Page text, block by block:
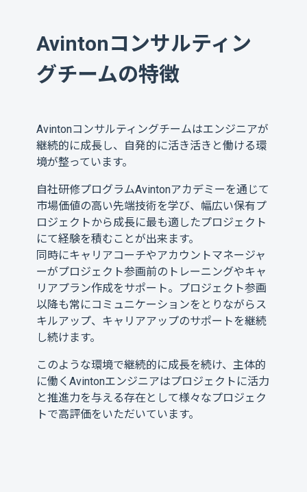
Avintonコンサルティン
グチームの特徴
Avintonコンサルティングチームはエンジニアが
継続的に成長し、自発的に活き活きと働ける環
境が整っています。
自社研修プログラムAvintonアカデミーを通じて
市場価値の高い先端技術を学び、幅広い保有プ
ロジェクトから成長に最も適したプロジェクト
にて経験を積むことが出来ます。
同時にキャリアコーチやアカウントマネージャ
ーがプロジェクト参画前のトレーニングやキャ
リアプラン作成をサポート。プロジェクト参画
以降も常にコミュニケーションをとりながらス
キルアップ、キャリアアップのサポートを継続
し続けます。
このような環境で継続的に成長を続け、主体的
に働くAvintonエンジニアはプロジェクトに活力
と推進力を与える存在として様々なプロジェク
トで高評価をいただいています。